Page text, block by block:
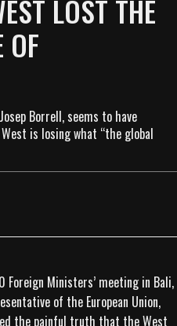
LOST THE
OF
Borrell, seems to have
is losing what “the global
Ministers’ meeting in Bali,
of the European Union,
the painful truth that the West